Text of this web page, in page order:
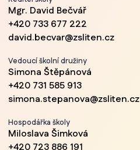
Mgr. David Bečvář
+420 733 677 222
david.becvar@zsliten.cz
Vedoucí školní družiny
Simona Štěpánová
+420 731 585 913
simona.stepanova@zsliten.cz
Hospodářka školy
Miloslava Šimková
+420 723 886 191